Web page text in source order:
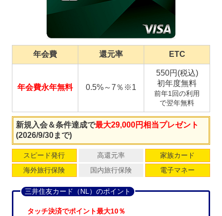
年会費 還元率 ETC
年会費永年無料 0.5%～7％※1
550円(税込)
初年度無料
前年1回の利用
で翌年無料
新規入会＆条件達成で最大29,000円相当プレゼント
(2026/9/30まで)
スピード発行 高還元率
家族カード
海外旅行保険
国内旅行保険 電子マネー
三井住友カード（NL）のポイント
タッチ決済でポイント最大10％